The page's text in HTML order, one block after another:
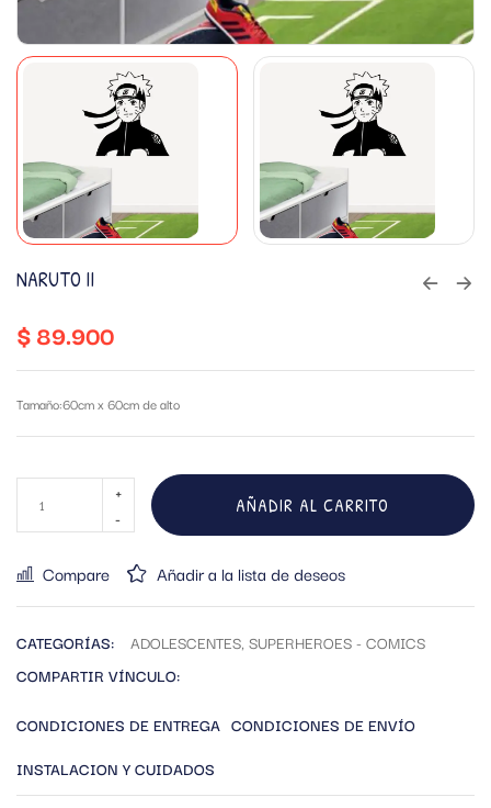
NARUTO II
$89.900
Tamaño:60cm x 60cm de alto
AÑADIR AL CARRITO
Compare Añadir a la lista de deseos
CATEGORÍAS: ADOLESCENTES, SUPERHEROES - COMICS
COMPARTIR VÍNCULO:
CONDICIONES DE ENTREGA CONDICIONES DE ENVÍO
INSTALACION Y CUIDADOS